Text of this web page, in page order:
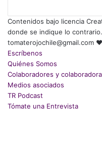
experiencia
pedagógica
Contenidos bajo licencia
donde se indique lo
tomaterojochile@gmail.com ♥
Escríbenos
Quiénes Somos
Colaboradores y
Medios asociados
TR Podcast
Tómate una Entrevista